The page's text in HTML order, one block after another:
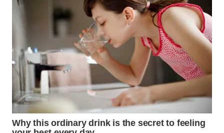
WAHANA
TANI
WAHANA
ADVOKAT
WAHANA